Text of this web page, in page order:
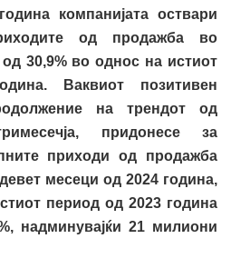
компанијата оствари
од продажба
во
30,9% во однос на истиот
Ваквиот позитивен
на трендот од
придонесе за
приходи од продажба
месеци од 2024 година,
период од 2023 година
надминувајќи 21 милиони